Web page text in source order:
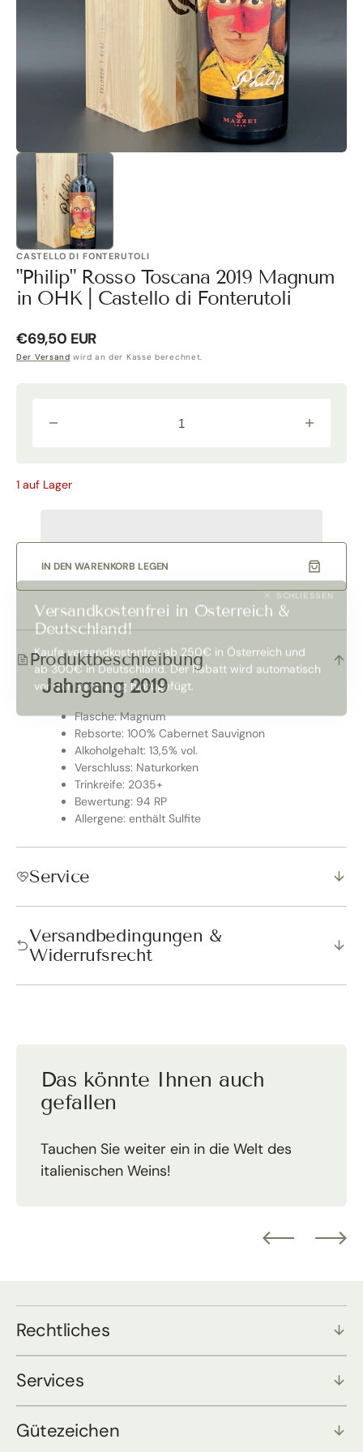
Versandkostenfrei in Österreich &
Deutschland!
Kaufe versandkostenfrei ab 250€ in Österreich und
ab 300€ in Deutschland. Der Rabatt wird automatisch
vor der Bezahlung hinzugefügt.
SCHLIESSEN
CASTELLO DI FONTERUTOLI
"Philip" Rosso Toscana 2019 Magnum
in OHK | Castello di Fonterutoli
Normaler
Preis
€69,50 EUR
Der Versand wird an der Kasse berechnet.
Verringere
Rosso
|
Castello
Erhöhe
|
Castello
Fonterutoli
1 auf Lager
IN DEN WARENKORB LEGEN
Produktbeschreibung
Jahrgang 2019
Flasche: Magnum
Rebsorte: 100% Cabernet Sauvignon
Alkoholgehalt: 13,5% vol.
Verschluss: Naturkorken
Trinkreife: 2035+
Bewertung: 94 RP
Allergene: enthält Sulfite
Service
Versandbedingungen &
Widerrufsrecht
Galerieansicht
öffnen
Das könnte Ihnen auch
gefallen
Tauchen Sie weiter ein in die Welt des
italienischen Weins!
Rechtliches
Services
Gütezeichen